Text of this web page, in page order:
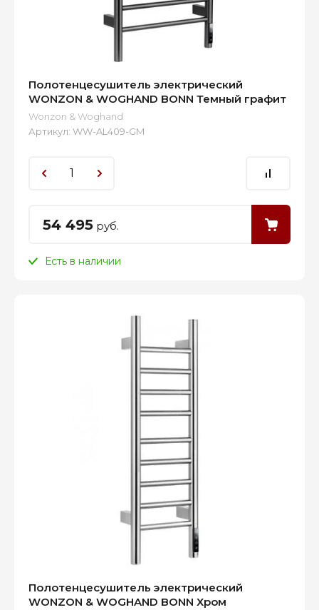
Полотенцесушитель электрический
WONZON & WOGHAND BONN Темный графит
Wonzon & Woghand
Артикул: WW-AL409-GM
54 495 руб.
Есть в наличии
Полотенцесушитель электрический
WONZON & WOGHAND BONN Хром